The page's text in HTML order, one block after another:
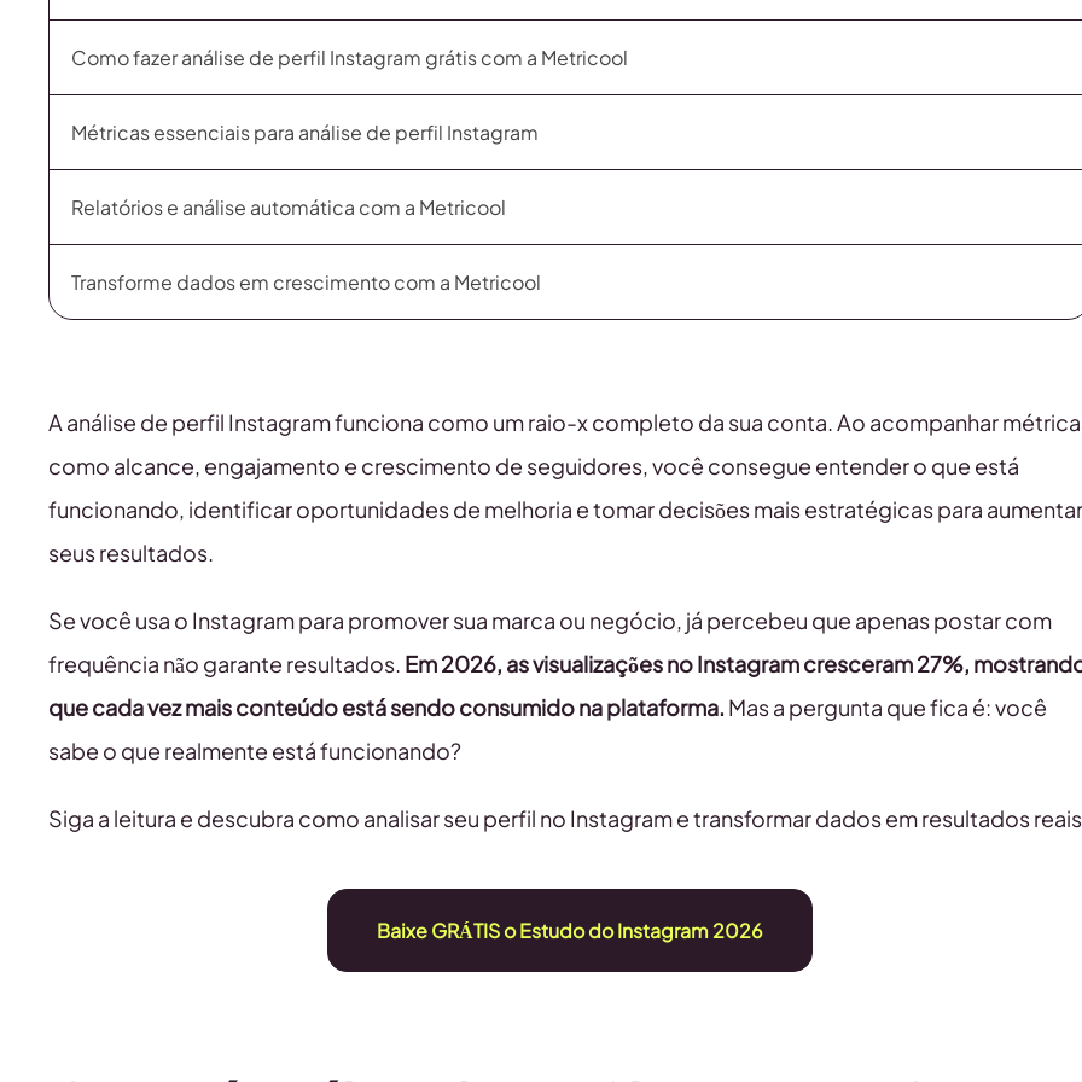
Como fazer análise de perfil Instagram grátis com a Metricool
Métricas essenciais para análise de perfil Instagram
Relatórios e análise automática com a Metricool
Transforme dados em crescimento com a Metricool
A análise de perfil Instagram funciona como um raio-x completo da sua conta. Ao acompanhar
como alcance, engajamento e crescimento de seguidores, você consegue entender o que está
funcionando, identificar oportunidades de melhoria e tomar decisões mais estratégicas para aumentar
seus resultados.
Se você usa o Instagram para promover sua marca ou negócio, já percebeu que apenas postar com
frequência não garante resultados. Em 2026, as visualizações no Instagram cresceram 27%,
que cada vez mais conteúdo está sendo consumido na plataforma. Mas a pergunta que fica é: você
sabe o que realmente está funcionando?
Siga a leitura e descubra como analisar seu perfil no Instagram e transformar dados em resultados
Baixe GRÁTIS o Estudo do Instagram 2026